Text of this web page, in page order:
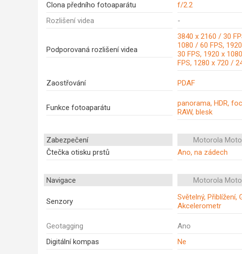
Clona předního fotoaparátu
f/2.2
Rozlišení videa
-
Podporovaná rozlišení videa
3840 x 2160 / 30
1080 / 60 FPS,
30 FPS, 1920 x
FPS, 1280 x 720 /
Zaostřování PDAF
Funkce fotoaparátu
panorama, HDR,
RAW, blesk
Zabezpečení Motorola Moto
Čtečka otisku prstů
Ano, na zádech
Navigace Motorola Moto
Senzory
Světelný, Přiblížení,
Akcelerometr
Geotagging Ano
Digitální kompas
Ne